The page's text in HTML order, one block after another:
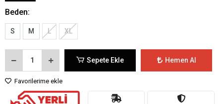
Beden:
S M L XL
Sepete Ekle Hemen Al
Favorilerime ekle